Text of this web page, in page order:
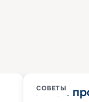
СОВЕТЫ
Китай